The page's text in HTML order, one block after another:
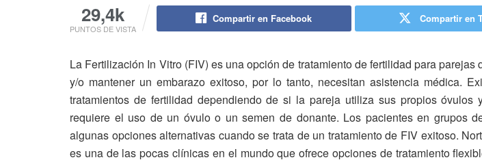
29,4k
PUNTOS DE VISTA
Compartir en Facebook Compartir en
La Fertilización In Vitro (FIV) es una opción de tratamiento de fertilidad para parejas
y/o mantener un embarazo exitoso, por lo tanto, necesitan asistencia médica.
tratamientos de fertilidad dependiendo de si la pareja utiliza sus propios óvulos
requiere el uso de un óvulo o un semen de donante. Los pacientes en grupos
algunas opciones alternativas cuando se trata de un tratamiento de FIV exitoso.
es una de las pocas clínicas en el mundo que ofrece opciones de tratamiento